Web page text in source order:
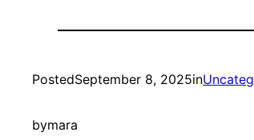
PostedSeptember 8, 2025in
bymara